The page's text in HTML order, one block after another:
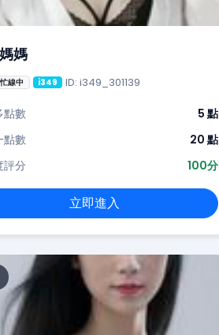
媽
線中 i349 ID: i349_301139
點數
5 點
點數
20 點
評分
100分
立即進入